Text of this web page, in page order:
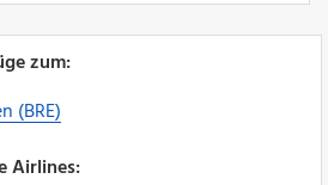
zum:
(BRE)
Airlines: